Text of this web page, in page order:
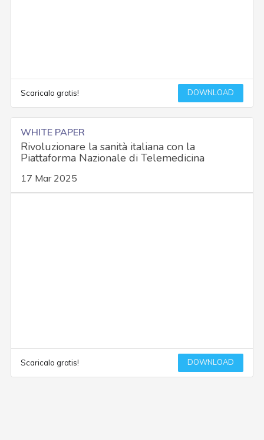
Scaricalo gratis! DOWNLOAD
WHITE PAPER
Rivoluzionare la sanità italiana con la
Piattaforma Nazionale di Telemedicina
17 Mar 2025
Scaricalo gratis! DOWNLOAD